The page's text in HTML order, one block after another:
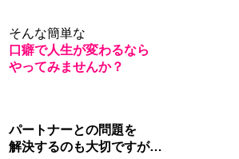
そんな簡単な
口癖で人生が変わるなら
やってみませんか？
パートナーとの問題を
解決するのも大切ですが…